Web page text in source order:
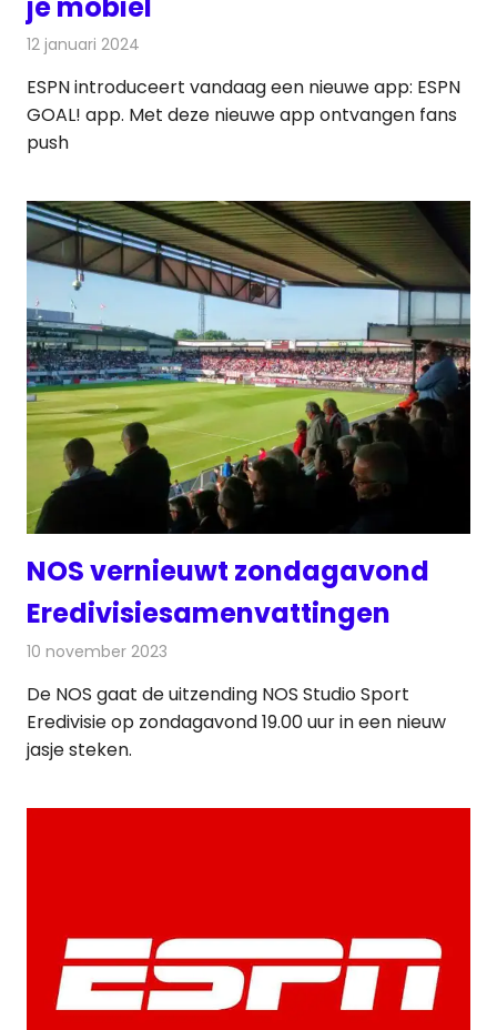
12 januari 2024
ESPN introduceert vandaag een nieuwe app: ESPN
GOAL! app. Met deze nieuwe app ontvangen fans
push
NOS vernieuwt zondagavond
Eredivisiesamenvattingen
10 november 2023
De NOS gaat de uitzending NOS Studio Sport
Eredivisie op zondagavond 19.00 uur in een nieuw
jasje steken.